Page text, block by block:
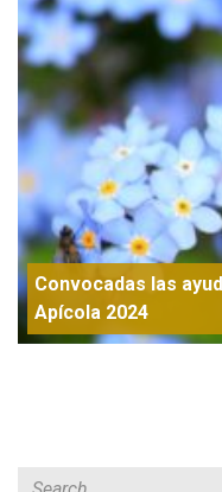
Convocadas las
Apícola 2024